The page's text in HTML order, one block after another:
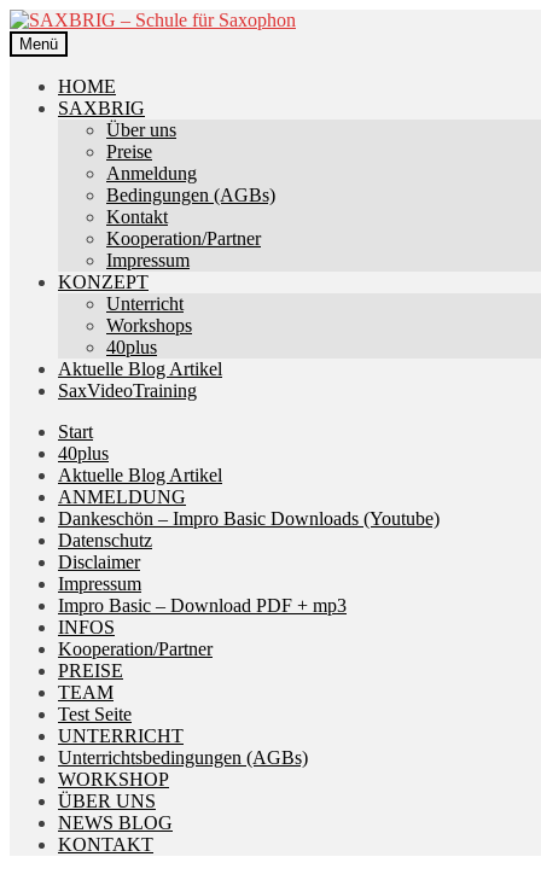
Zur
Navigation
springen
Zum
Inhalt
springen
Menü
HOME
SAXBRIG
Über uns
Preise
Anmeldung
Bedingungen (AGBs)
Kontakt
Kooperation/Partner
Impressum
KONZEPT
Unterricht
Workshops
40plus
Aktuelle Blog Artikel
SaxVideoTraining
Start
40plus
Aktuelle Blog Artikel
ANMELDUNG
Dankeschön – Impro Basic Downloads (Youtube)
Datenschutz
Disclaimer
Impressum
Impro Basic – Download PDF + mp3
INFOS
Kooperation/Partner
PREISE
TEAM
Test Seite
UNTERRICHT
Unterrichtsbedingungen (AGBs)
WORKSHOP
ÜBER UNS
NEWS BLOG
KONTAKT